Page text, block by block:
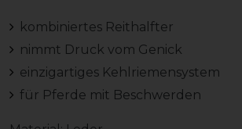
kombiniertes Reithalfter
nimmt Druck vom Genick
einzigartiges Kehlriemensystem
für Pferde mit Beschwerden